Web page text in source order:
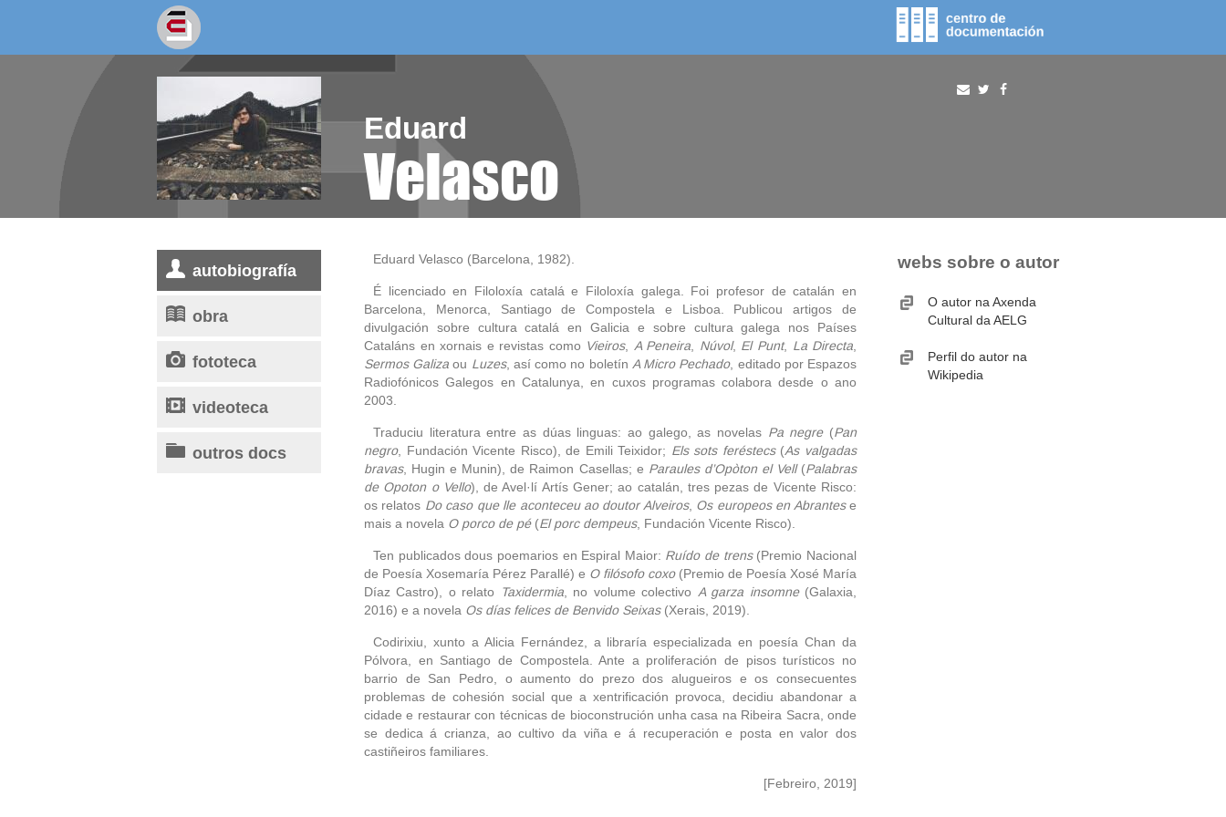
socios/as fototeca procura
Eduard
Velasco
autobiografía
obra
fototeca
videoteca
outros docs
Eduard Velasco (Barcelona, 1982).
É licenciado en Filoloxía catalá e Filoloxía galega. Foi profesor de catalán en
Barcelona, Menorca, Santiago de Compostela e Lisboa. Publicou artigos de
divulgación sobre cultura catalá en Galicia e sobre cultura galega nos Países
Cataláns en xornais e revistas como Vieiros, A Peneira Núvol, El Punt, La Directa
Sermos Galiza ou Luzes, así como no boletín A Micro Pechado, editado por Espazos
Radiofónicos Galegos en Catalunya, en cuxos programas colabora desde o ano
2003.
Traduciu literatura entre as dúas linguas: ao galego, as novelas Pa negre (Pan
negro, Fundación Vicente Risco), de Emili Teixidor; Els sots feréstecs(As valgadas
bravas, Hugin e Munin), de Raimon Casellas; e Paraules d’Opòton el Vell(Palabras
de Opoton o Vello), de Avel·lí Artís Gener; ao catalán, tres pezas de Vicente Risco:
os relatos Do caso que lle aconteceu ao doutor Alveiros, Os europeos en Abrantese
mais a novela O porco de pé(El porc dempeus, Fundación Vicente Risco).
Ten publicados dous poemarios en Espiral Maior: Ruído de trens(Premio Nacional
de Poesía Xosemaría Pérez Parallé) e O filósofo coxo(Premio de Poesía Xosé María
Díaz Castro), o relato
Taxidermia, no volume colectivo A garza insomne(Galaxia,
2016) e a novela Os días felices de Benvido Seixas(Xerais, 2019).
Codirixiu, xunto a Alicia Fernández, a libraría especializada en poesía Chan da
Pólvora, en Santiago de Compostela. Ante a proliferación de pisos turísticos no
barrio de San Pedro, o aumento do prezo dos alugueiros e os consecuentes
problemas de cohesión social que a xentrificación provoca, decidiu abandonar a
cidade e restaurar con técnicas de bioconstrución unha casa na Ribeira Sacra, onde
se dedica á crianza, ao cultivo da viña e á recuperación e posta en valor dos
castiñeiros familiares.
[Febreiro, 2019]
webs sobre o autor
O autor na Axenda
Cultural da AELG
Perfil do autor na
Wikipedia